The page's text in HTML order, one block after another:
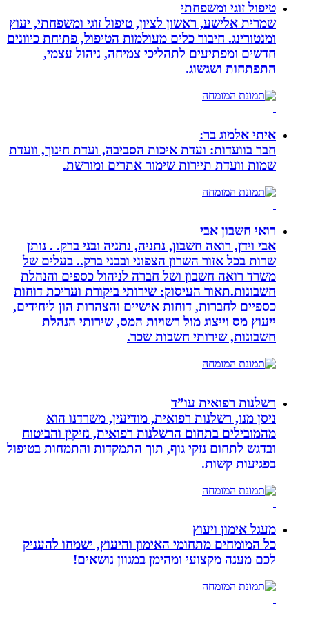
טיפול זוגי ומשפחתי
שמרית אלישע, ראשון לציון, טיפול זוגי ומשפחתי, יעוץ
ומנטורינג. חיבור כלים מעולמות הטיפול, פתיחת כיוונים
חדשים ומפתיעים לתהליכי צמיחה, ניהול עצמי,
התפתחות ושגשוג.
איתי אלמוג בר:
חבר בוועדות: ועדת איכות הסביבה, ועדת חינוך, וועדת
שמות וועדת תיירות שימור אתרים ומורשת.
רואי חשבון אבי
אבי וידן, רואה חשבון, נתניה, נתניה ובני ברק. . נותן
שרות בכל אזור השרון הצפוני ובבני ברק.. בעלים של
משרד רואה חשבון ושל חברה לניהול כספים והנהלת
חשבונות.תאור העיסוק: שירותי ביקורת ועריכת דוחות
כספיים לחברות, דוחות אישיים והצהרות הון ליחידים,
ייעוץ מס וייצוג מול רשויות המס, שירותי הנהלת
חשבונות, שירותי חשבות שכר.
רשלנות רפואית עו”ד
ניסן מנו, רשלנות רפואית, מודיעין, משרדנו הוא
מהמובילים בתחום הרשלנות רפואית, נזיקין והביטוח
ובדגש לתחום נזקי גוף, תוך התמקדות והתמחות בטיפול
בפגיעות קשות.
מעגל אימון ויעוץ
כל המומחים מתחומי האימון והיעוץ, ישמחו להעניק
לכם מענה מקצועי ומהימן במגוון נושאים!